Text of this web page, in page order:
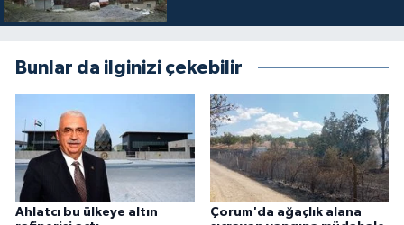
Bunlar da ilginizi çekebilir
Ahlatcı bu ülkeye altın
Çorum'da ağaçlık alana